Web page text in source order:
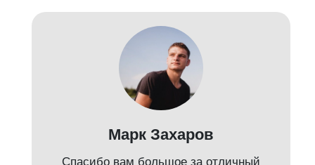
Марк Захаров
Спасибо вам большое за отличный